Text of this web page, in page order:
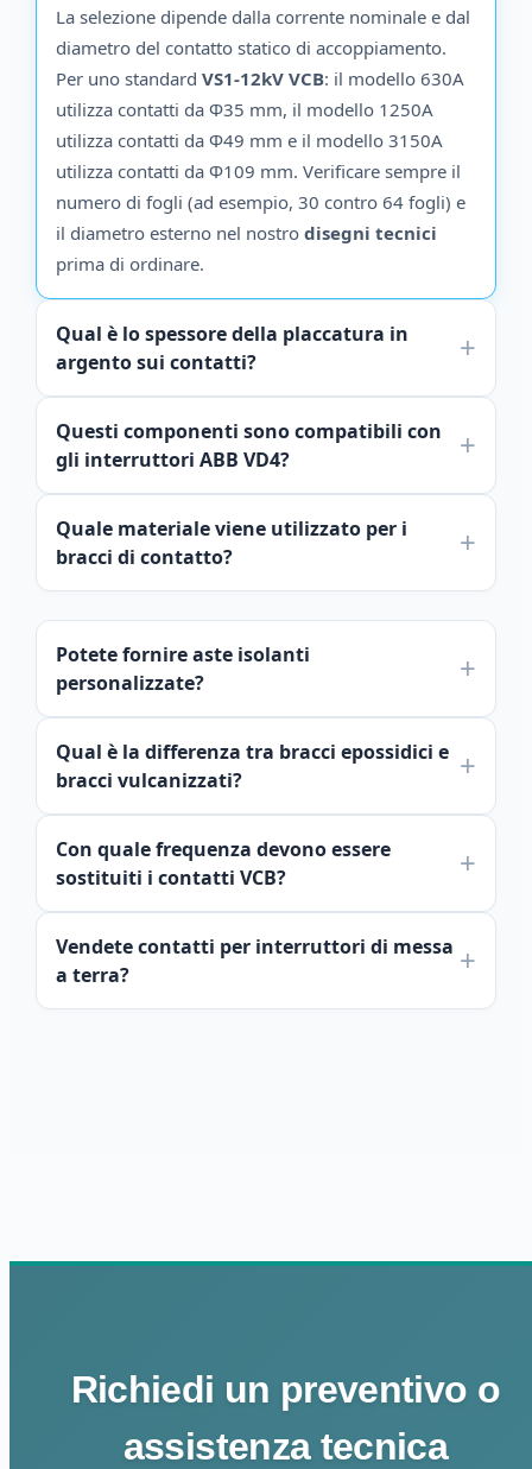
La selezione dipende dalla corrente nominale e dal
diametro del contatto statico di accoppiamento.
Per uno standardVS1-12kV VCB: il modello 630A
utilizza contatti da Φ35 mm, il modello 1250A
utilizza contatti da Φ49 mm e il modello 3150A
utilizza contatti da Φ109 mm. Verificare sempre il
numero di fogli (ad esempio, 30 contro 64 fogli) e
il diametro esterno nel nostrodisegni tecnici
prima di ordinare.
Qual è lo spessore della placcatura in
argento sui contatti?
Questi componenti sono compatibili con
gli interruttori ABB VD4?
Quale materiale viene utilizzato per i
bracci di contatto?
Potete fornire aste isolanti
personalizzate?
Qual è la differenza tra bracci epossidici e
bracci vulcanizzati?
Con quale frequenza devono essere
sostituiti i contatti VCB?
Vendete contatti per interruttori di messa
a terra?
Richiedi un preventivo o
assistenza tecnica